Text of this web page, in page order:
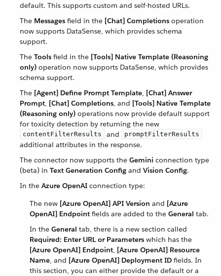
default. This supports custom and self-hosted URLs.
The Messages field in the [Chat] Completions operation
now supports DataSense, which provides schema
support.
The Tools field in the [Tools] Native Template (Reasoning
only) operation now supports DataSense, which provides
schema support.
The [Agent] Define Prompt Template, [Chat] Answer
Prompt, [Chat] Completions, and [Tools] Native Template
(Reasoning only) operations now provide default support
for toxicity detection by returning the new
contentFilterResults and promptFilterResults
additional attributes in the response.
The connector now supports the Gemini connection type
(beta) in Text Generation Config and Vision Config.
In the Azure OpenAI connection type:
The new [Azure OpenAI] API Version and [Azure
OpenAI] Endpoint fields are added to the General tab.
In the General tab, there is a new section called
Required: Enter URL or Parameters which has the
[Azure OpenAI] Endpoint, [Azure OpenAI] Resource
Name, and [Azure OpenAI] Deployment ID fields. In
this section, you can either provide the default or a